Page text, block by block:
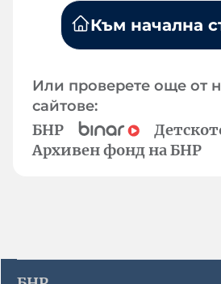
Към начална
Или проверете още от
сайтове:
БНР
Архивен фонд на БНР